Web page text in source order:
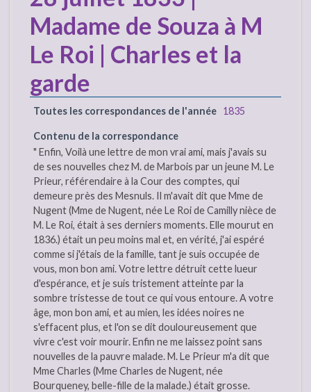
Madame de Souza à M
Le Roi | Charles et la
garde
Toutes les correspondances de l'année 1835
Contenu de la correspondance
" Enfin, Voilà une lettre de mon vrai ami, mais j'avais su
de ses nouvelles chez M. de Marbois par un jeune M. Le
Prieur, référendaire à la Cour des comptes, qui
demeure près des Mesnuls. Il m'avait dit que Mme de
Nugent (Mme de Nugent, née Le Roi de Camilly nièce de
M. Le Roi, était à ses derniers moments. Elle mourut en
1836.) était un peu moins mal et, en vérité, j'ai espéré
comme si j'étais de la famille, tant je suis occupée de
vous, mon bon ami. Votre lettre détruit cette lueur
d'espérance, et je suis tristement atteinte par la
sombre tristesse de tout ce qui vous entoure. A votre
âge, mon bon ami, et au mien, les idées noires ne
s'effacent plus, et l'on se dit douloureusement que
vivre c'est voir mourir. Enfin ne me laissez point sans
nouvelles de la pauvre malade. M. Le Prieur m'a dit que
Mme Charles (Mme Charles de Nugent, née
Bourqueney, belle-fille de la malade.) était grosse.